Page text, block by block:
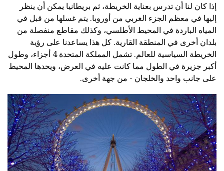
إذا كان لنا أن تدرس بعناية الخريطة، ثم بريطانيا يمكن أن ينظر
إليها في معظم الجزء الغربي من أوروبا. يتم غسلها من قبل في
المياه الباردة في المحيط الأطلسي، وكذلك مقاطع منفصلة من
بلدان أخرى في المنطقة القارية. كل هذا يساعدنا على رؤية
الخريطة السياسية للعالم. تشمل المملكة المتحدة 4 أجزاء، وطول
أكبر جزيرة في الطول مما كانت عليه في العرض، ويحدها المحيط
على جانب واحد والخلجان - من جهة أخرى.